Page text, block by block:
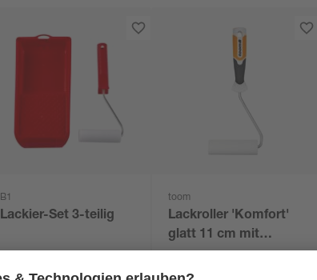
B1
Lackier-Set 3-teilig
toom
Lackroller 'Komfort'
glatt 11 cm mit
kurzem Bügel